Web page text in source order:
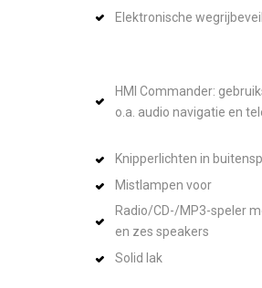
Elektronische
HMI Commander:
o.a. audio navigatie en
Knipperlichten in
Mistlampen voor
Radio/CD-/MP3-speler
en zes speakers
Solid lak